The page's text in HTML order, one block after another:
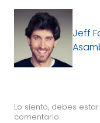
Jeff
Lo siento, debes estar
comentario.